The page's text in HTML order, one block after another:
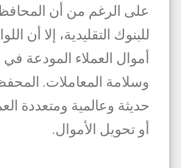
على الرغم من أن المحافظ
للبنوك التقليدية، إلا أن
أموال العملاء المودعة في
وسلامة المعاملات.
حديثة وعالمية ومتعددة
أو تحويل الأموال.